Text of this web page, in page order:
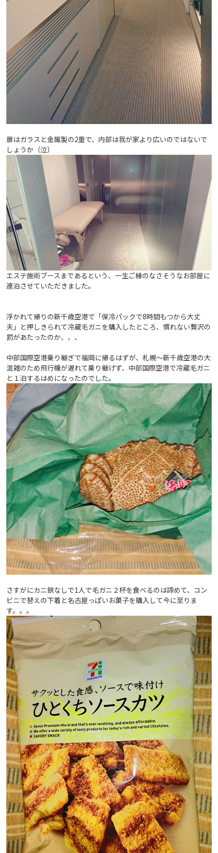
扉はガラスと金属製の2重で、内部は我が家より広いのではないで
しょうか（泣）
エステ施術ブースまであるという、一生ご縁のなさそうなお部屋に
連泊させていただきました。
浮かれて帰りの新千歳空港で「保冷パックで8時間もつから大丈
夫」と押しきられて冷蔵毛ガニを購入したところ、慣れない贅沢の
罰があたったのか、、、
中部国際空港乗り継ぎで福岡に帰るはずが、札幌～新千歳空港の大
混雑のため飛行機が遅れて乗り継げず、中部国際空港で冷蔵毛ガニ
と１泊するはめになったのでした。
さすがにカニ鋏なしで1人で毛ガニ２杯を食べるのは諦めて、コン
ビニで替えの下着と名古屋っぽいお菓子を購入して今に至りま
す。。。